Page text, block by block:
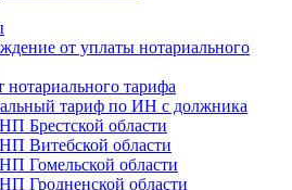
от уплаты нотариального
нотариального тарифа
тариф по ИН с должника
Брестской области
Витебской области
Гомельской области
Гродненской области